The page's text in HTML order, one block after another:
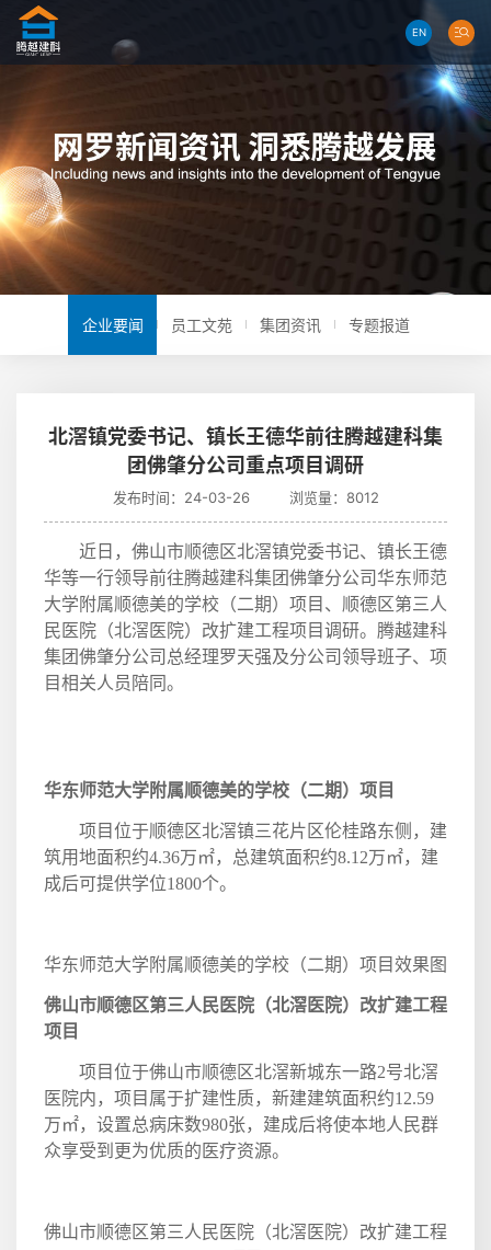
EN
企业要闻 员工文苑 集团资讯 专题报道
北滘镇党委书记、镇长王德华前往腾越建科集
团佛肇分公司重点项目调研
发布时间：24-03-26 浏览量：8012
近日，佛山市顺德区北滘镇党委书记、镇长王德
华等一行领导前往腾越建科集团佛肇分公司华东师范
大学附属顺德美的学校（二期）项目、顺德区第三人
民医院（北滘医院）改扩建工程项目调研。腾越建科
集团佛肇分公司总经理罗天强及分公司领导班子、项
目相关人员陪同。
华东师范大学附属顺德美的学校（二期）项目
项目位于顺德区北滘镇三花片区伦桂路东侧，建
筑用地面积约4.36万㎡，总建筑面积约8.12万㎡，建
成后可提供学位1800个。
华东师范大学附属顺德美的学校（二期）项目效果图
佛山市顺德区第三人民医院（北滘医院）改扩建工程
项目
项目位于佛山市顺德区北滘新城东一路2号北滘
医院内，项目属于扩建性质，新建建筑面积约12.59
万㎡，设置总病床数980张，建成后将使本地人民群
众享受到更为优质的医疗资源。
佛山市顺德区第三人民医院（北滘医院）改扩建工程